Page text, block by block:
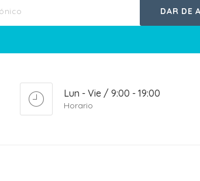
DAR DE
Lun - Vie / 9:00 - 19:00
Horario